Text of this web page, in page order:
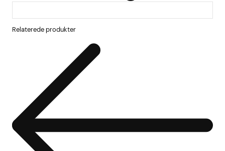
Relaterede produkter